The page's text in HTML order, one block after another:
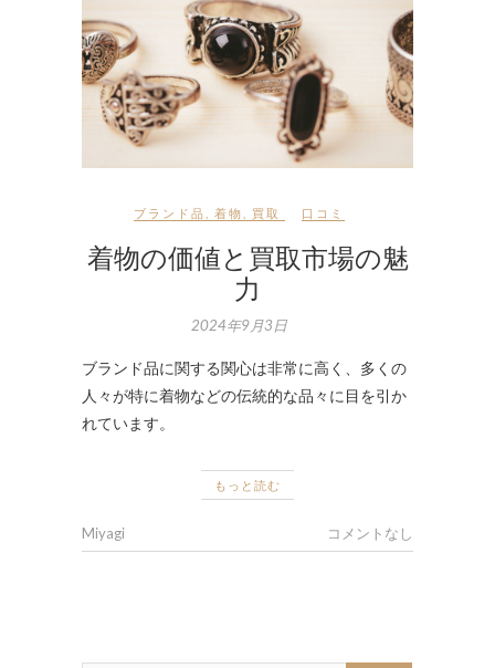
ブランド品 着物 買取 口コミ
着物の価値と買取市場の魅
力
2024年9月3日
ブランド品に関する関心は非常に高く、多くの
人々が特に着物などの伝統的な品々に目を引か
れています。
もっと読む
Miyagi コメントなし